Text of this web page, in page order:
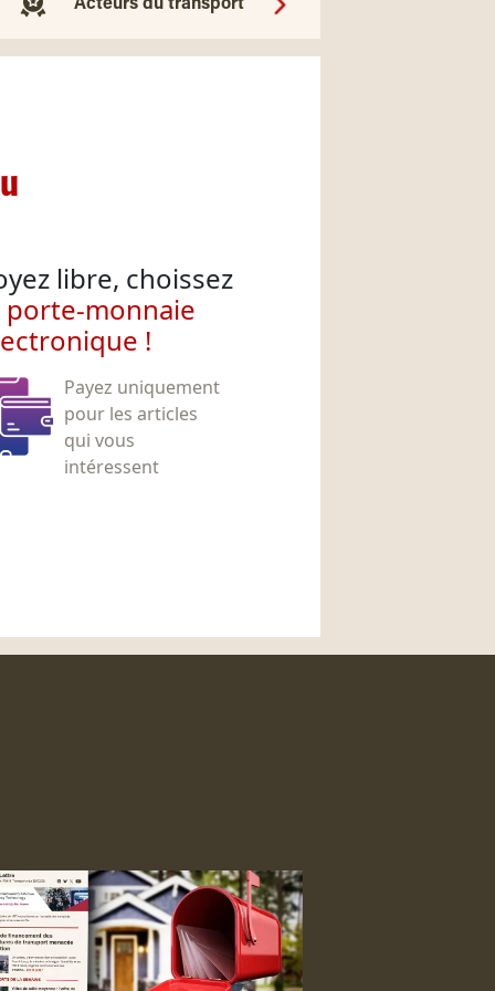
Acteurs du transport
libre, choissez
porte-monnaie
!
Payez uniquement
pour les articles
qui vous
intéressent